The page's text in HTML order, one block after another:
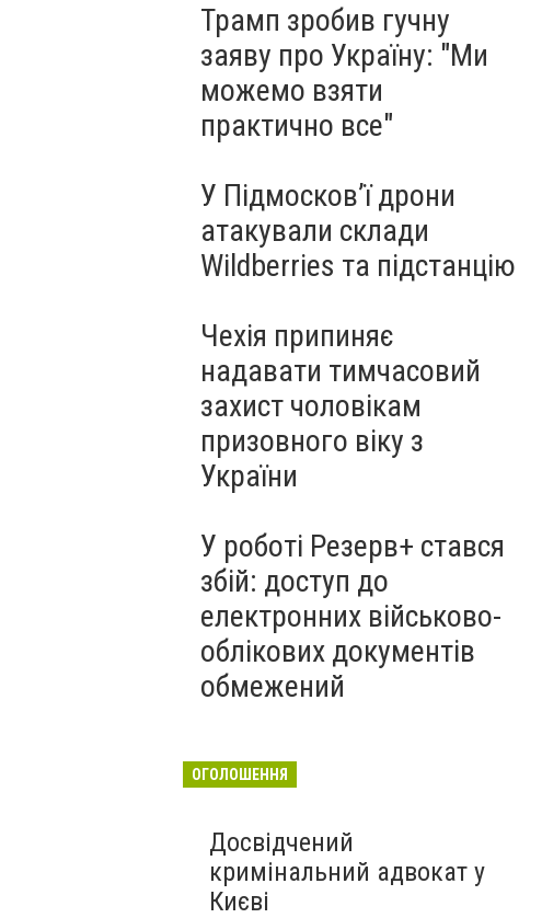
Трамп зробив гучну
заяву про Україну: "Ми
можемо взяти
практично все"
У Підмосков’ї дрони
атакували склади
Wildberries та підстанцію
Чехія припиняє
надавати тимчасовий
захист чоловікам
призовного віку з
України
У роботі Резерв+ стався
збій: доступ до
електронних військово-
облікових документів
обмежений
ОГОЛОШЕННЯ
Досвідчений
кримінальний адвокат у
Києві